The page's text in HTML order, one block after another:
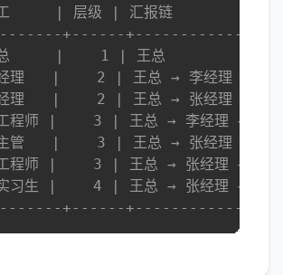
| 层级 | 汇报链
+------
总     |    1 | 王总
理   |    2 | 王总 → 李经理
理   |    2 | 王总 → 张经理
程师 |    3 | 王总 → 李经理 → 孙
管   |    3 | 王总 → 张经理 →
程师 |    3 | 王总 → 张经理 → 钱
生 |    4 | 王总 → 张经理 → 赵主
+------